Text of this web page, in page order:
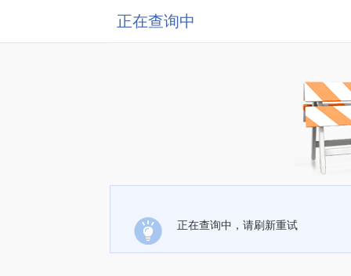
正在查询中
正在查询中，请刷新重试